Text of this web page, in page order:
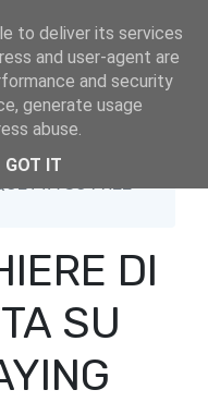
SU FREE
DI
SU
to deliver its services
and user-agent are
and security
generate usage
abuse.
GOT IT